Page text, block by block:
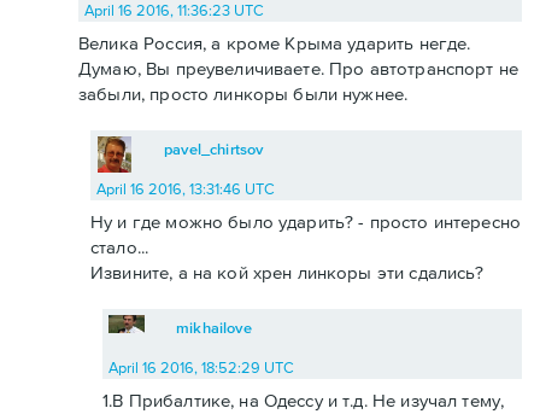
April 16 2016, 11:36:23 UTC
Велика Россия, а кроме Крыма ударить негде.
Думаю, Вы преувеличиваете. Про автотранспорт не
забыли, просто линкоры были нужнее.
pavel_chirtsov
April 16 2016, 13:31:46 UTC
Ну и где можно было ударить? - просто интересно
стало...
Извините, а на кой хрен линкоры эти сдались?
mikhailove
April 16 2016, 18:52:29 UTC
1.В Прибалтике, на Одессу и т.д. Не изучал тему,